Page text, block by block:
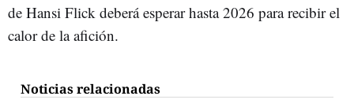
de Hansi Flick deberá esperar hasta 2026 para recibir el
calor de la afición.
Noticias relacionadas